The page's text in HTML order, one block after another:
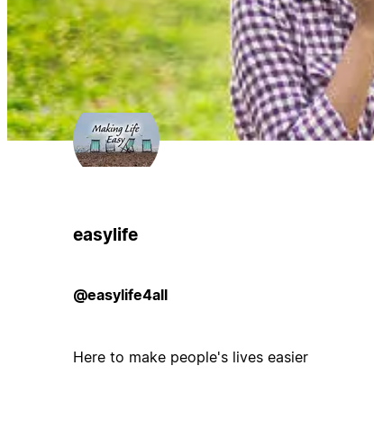
easylife
@easylife4all
Here to make people's lives easier